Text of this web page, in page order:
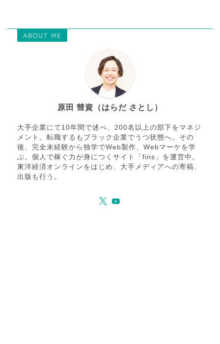
ABOUT ME
原田 彗資（はらだ さとし）
大手企業にて10年間で述べ、200名以上の部下をマネジ
メント。転職するもブラック企業でうつ状態へ。その
後、完全未経験から独学でWeb製作、Webマーケを学
ぶ。個人で稼ぐ力が身につくサイト「fins」を運営中。
東洋経済オンラインをはじめ、大手メディアへの寄稿、
出版も行う。